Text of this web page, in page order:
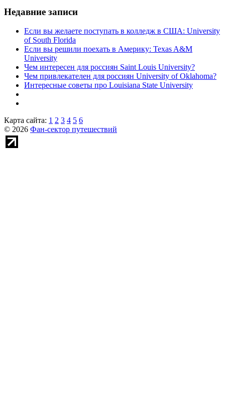
Недавние записи
Если вы желаете поступать в колледж в США: University
of South Florida
Если вы решили поехать в Америку: Texas A&M
University
Чем интересен для россиян Saint Louis University?
Чем привлекателен для россиян University of Oklahoma?
Интересные советы про Louisiana State University
Карта сайта: 1 2 3 4 5 6
© 2026 Фан-сектор путешествий